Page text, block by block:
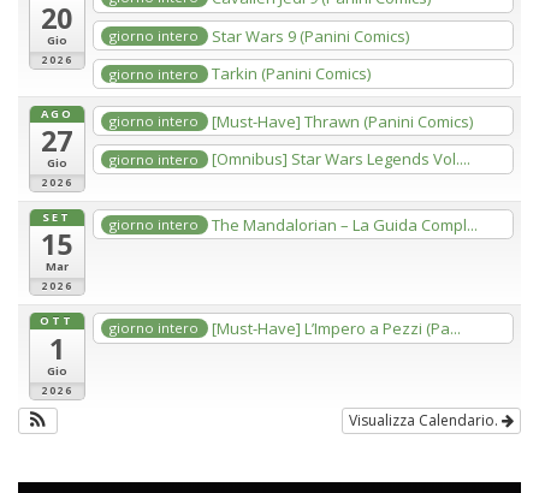
20
Gio
2026
giorno intero Star Wars 9 (Panini Comics)
giorno intero Tarkin (Panini Comics)
AGO
27
Gio
2026
giorno intero [Must-Have] Thrawn (Panini Comics)
giorno intero [Omnibus] Star Wars Legends Vol....
SET
15
Mar
2026
giorno intero The Mandalorian – La Guida Compl...
OTT
1
Gio
2026
giorno intero [Must-Have] L’Impero a Pezzi (Pa...
Visualizza Calendario.